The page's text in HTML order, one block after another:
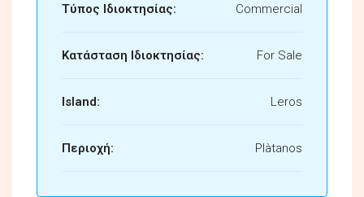
Τύπος Ιδιοκτησίας: Commercial
Κατάσταση Ιδιοκτησίας: For Sale
Island: Leros
Περιοχή: Plàtanos